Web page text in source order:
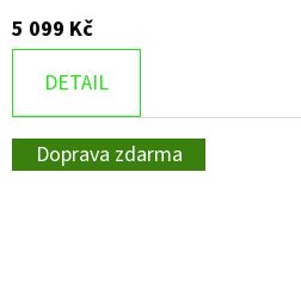
5 099 Kč
DETAIL
Doprava zdarma